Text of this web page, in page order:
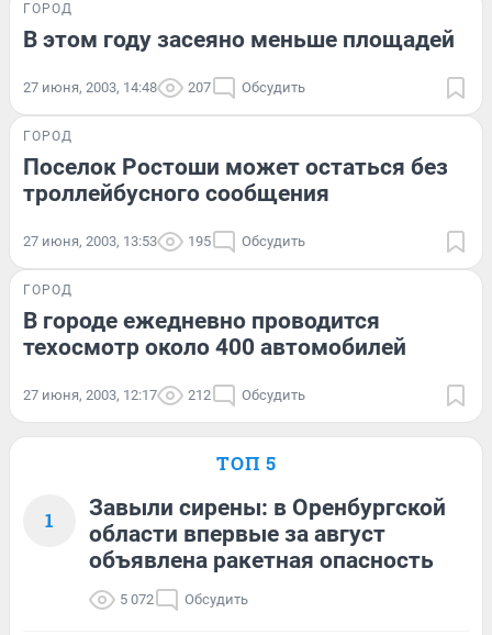
ГОРОД
В этом году засеяно меньше площадей
27 июня, 2003, 14:48 207 Обсудить
ГОРОД
Поселок Ростоши может остаться без
троллейбусного сообщения
27 июня, 2003, 13:53 195 Обсудить
ГОРОД
В городе ежедневно проводится
техосмотр около 400 автомобилей
27 июня, 2003, 12:17 212 Обсудить
ТОП 5
1
Завыли сирены: в Оренбургской
области впервые за август
объявлена ракетная опасность
5 072 Обсудить